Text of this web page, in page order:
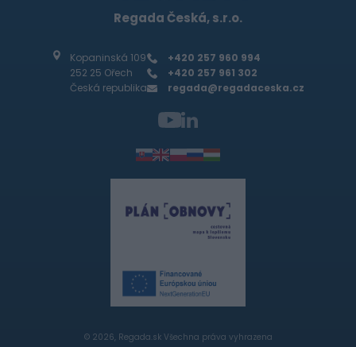
Regada Česká, s.r.o.
Kopaninská 109
252 25 Ořech
Česká republika
+420 257 960 994
+420 257 961 302
regada@regadaceska.cz
© 2026, Regada.sk Všechna práva vyhrazena